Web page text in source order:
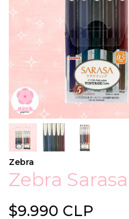
Zebra
Zebra
$9.990 CLP